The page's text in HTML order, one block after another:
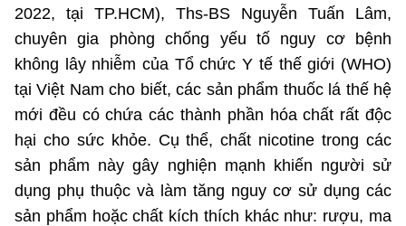
2022, tại TP.HCM), Ths-BS Nguyễn Tuấn Lâm,
chuyên gia phòng chống yếu tố nguy cơ bệnh
không lây nhiễm của Tổ chức Y tế thế giới (WHO)
tại Việt Nam cho biết, các sản phẩm thuốc lá thế hệ
mới đều có chứa các thành phần hóa chất rất độc
hại cho sức khỏe. Cụ thể, chất nicotine trong các
sản phẩm này gây nghiện mạnh khiến người sử
dụng phụ thuộc và làm tăng nguy cơ sử dụng các
sản phẩm hoặc chất kích thích khác như: rượu, ma